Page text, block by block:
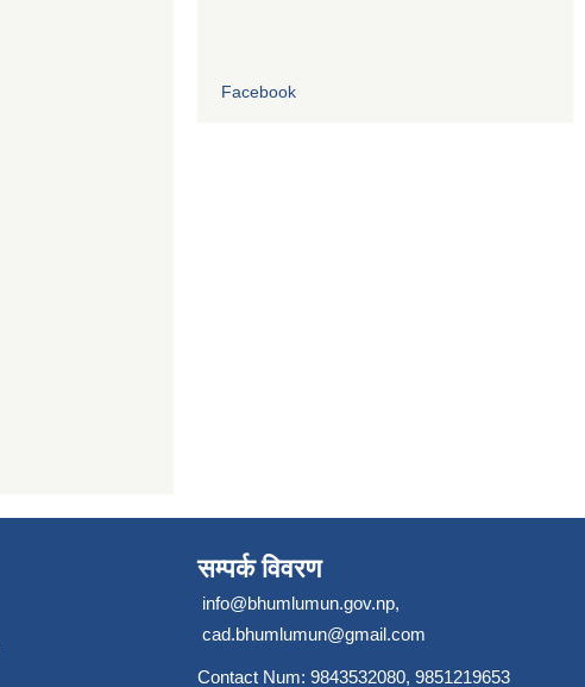
Facebook
सम्पर्क विवरण
info@bhumlumun.gov.np,
cad.bhumlumun@gmail.com
Contact Num: 9843532080, 9851219653